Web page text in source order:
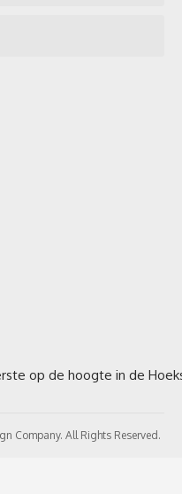
Company. All Rights Reserved.